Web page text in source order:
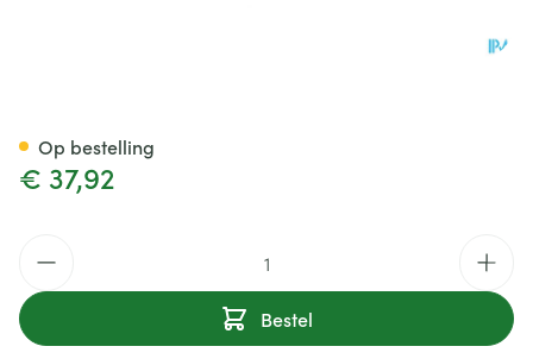
€ 37,92
Bestel
Op bestelling